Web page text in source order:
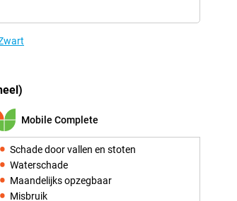
Mobile Complete
Schade door vallen en stoten
Waterschade
Maandelijks opzegbaar
Misbruik